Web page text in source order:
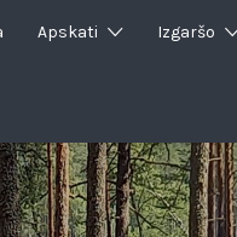
Apskati Izgaršo